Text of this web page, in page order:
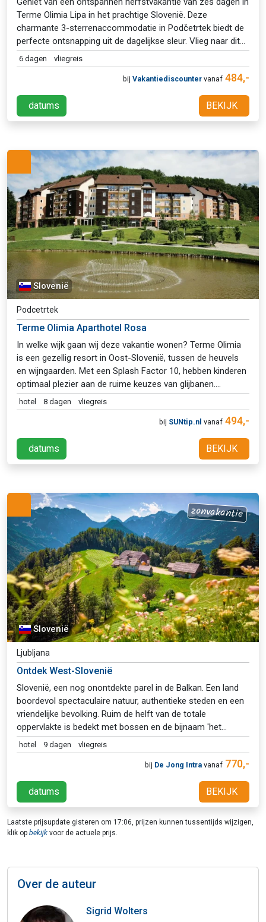
Terme Olimia Lipa in het prachtige Slovenië. Deze
charmante 3-sterrenaccommodatie in Podčetrtek biedt de
perfecte ontsnapping uit de dagelijkse sleur. Vlieg naar dit
mooie land en duik in de rustgevende thermale baden. Een
verfrissende ervaring voor lichaam en geest!
6 dagen vliegreis
bij Vakantiediscounter vanaf 484,-
datums BEKIJK
Slovenië
Podcetrtek
Terme Olimia Aparthotel Rosa
In welke wijk gaan wij deze vakantie wonen? Terme Olimia
is een gezellig resort in Oost-Slovenië, tussen de heuvels
en wijngaarden. Met een Splash Factor 10, hebben kinderen
optimaal plezier aan de ruime keuzes van glijbanen.
Winkeltjes, supermarkt (op 500 meter) restaurant, twee
verschillende wellnessen en vele zwembaden. Kortom, voor
ieder wat wils! Op 5 minuten rijden ligt het Aqualuna.
Waterpret alom! King Cobra, Multi Lane, Tube, Sidewinder,
noem het maar, het is er!
hotel 8 dagen vliegreis
bij SUNtip.nl vanaf 494,-
datums BEKIJK
zonvakantie
Slovenië
Ljubljana
Ontdek West-Slovenië
Slovenië, een nog onontdekte parel in de Balkan. Een land
boordevol spectaculaire natuur, authentieke steden en een
vriendelijke bevolking. Ruim de helft van de totale
oppervlakte is bedekt met bossen en de bijnaam 'het
groene hart van Europa' is dan ook zeer toepasselijk. De
rondreis begint hoog in de bergen, in de Julische Alpen, een
paradijs voor wandelaars en outdoorliefhebbers. Langs het
beroemde meer van Bled zak je af naar de hoofdstad
Ljubljana, een gezellige studentenstad waar het heerlijk
vertoeven is. De laatste dagen van de reis breng je door aan
de kust en kun je genieten van zon, zee en strand. De
perfecte afsluiting van een prachtige reis.
hotel 9 dagen vliegreis
bij De Jong Intra vanaf 770,-
datums BEKIJK
Laatste prijsupdate gisteren om 17:06, prijzen kunnen tussentijds wijzigen,
klik op bekijk voor de actuele prijs.
Over de auteur
Sigrid Wolters